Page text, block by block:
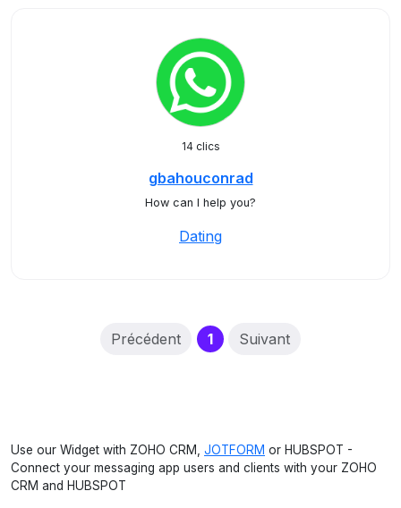
14 clics
gbahouconrad
How can I help you?
Dating
Précédent 1(current)
Suivant
Use our Widget with ZOHO CRM, JOTFORM or HUBSPOT -
Connect your messaging app users and clients with your ZOHO
CRM and HUBSPOT